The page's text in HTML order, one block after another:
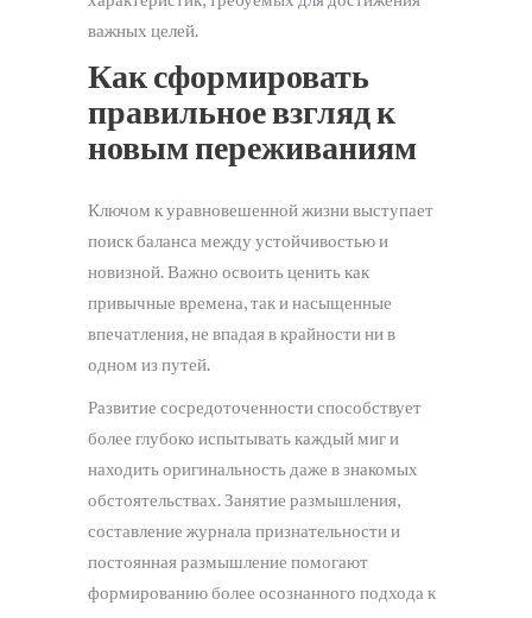
важных целей.
Как сформировать
правильное взгляд к
новым переживаниям
Ключом к уравновешенной жизни выступает
поиск баланса между устойчивостью и
новизной. Важно освоить ценить как
привычные времена, так и насыщенные
впечатления, не впадая в крайности ни в
одном из путей.
Развитие сосредоточенности способствует
более глубоко испытывать каждый миг и
находить оригинальность даже в знакомых
обстоятельствах. Занятие размышления,
составление журнала признательности и
постоянная размышление помогают
формированию более осознанного подхода к